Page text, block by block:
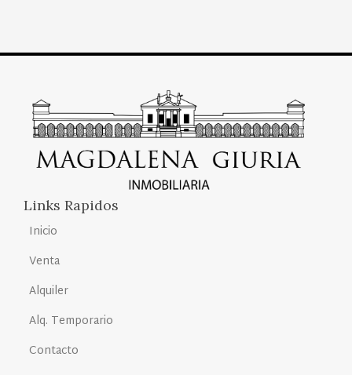
Links Rapidos
Inicio
Venta
Alquiler
Alq. Temporario
Contacto